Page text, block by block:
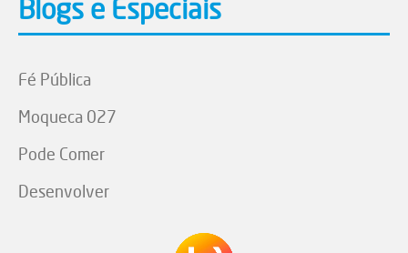
Blogs e Especiais
Fé Pública
Moqueca 027
Pode Comer
Desenvolver